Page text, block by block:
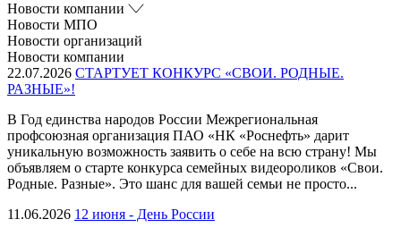
Новости компании
Новости МПО
Новости организаций
Новости компании
22.07.2026 СТАРТУЕТ КОНКУРС «СВОИ. РОДНЫЕ.
РАЗНЫЕ»!
В Год единства народов России Межрегиональная
профсоюзная организация ПАО «НК «Роснефть» дарит
уникальную возможность заявить о себе на всю страну! Мы
объявляем о старте конкурса семейных видеороликов «Свои.
Родные. Разные». Это шанс для вашей семьи не просто...
11.06.2026 12 июня - День России